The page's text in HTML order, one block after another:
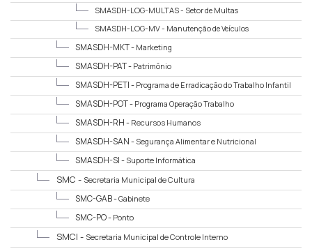
SMASDH-LOG-MULTAS - Setor de Multas
SMASDH-LOG-MV - Manutenção de Veículos
SMASDH-MKT - Marketing
SMASDH-PAT - Patrimônio
SMASDH-PETI - Programa de Erradicação do Trabalho Infantil
SMASDH-POT - Programa Operação Trabalho
SMASDH-RH - Recursos Humanos
SMASDH-SAN - Segurança Alimentar e Nutricional
SMASDH-SI - Suporte Informática
SMC - Secretaria Municipal de Cultura
SMC-GAB -Gabinete
SMC-PO - Ponto
SMCI - Secretaria Municipal de Controle Interno